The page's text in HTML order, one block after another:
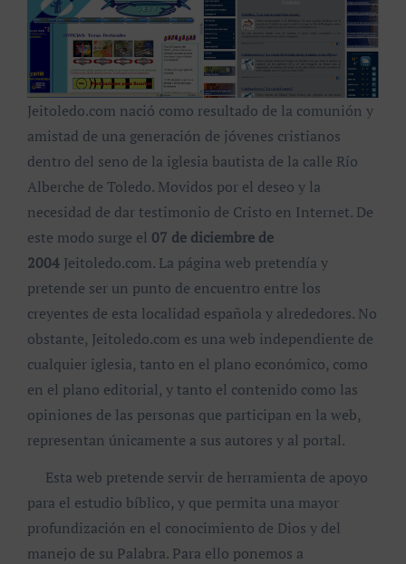
Jeitoledo.com nació como resultado de la comunión y
amistad de una generación de jóvenes cristianos
dentro del seno de la iglesia bautista de la calle Río
Alberche de Toledo. Movidos por el deseo y la
necesidad de dar testimonio de Cristo en Internet. De
este modo surge el 07 de diciembre de
2004Jeitoledo.com. La página web pretendía y
pretende ser un punto de encuentro entre los
creyentes de esta localidad española y alrededores. No
obstante, Jeitoledo.com es una web independiente de
cualquier iglesia, tanto en el plano económico, como
en el plano editorial, y tanto el contenido como las
opiniones de las personas que participan en la web,
representan únicamente a sus autores y al portal.
Esta web pretende servir de herramienta de apoyo
para el estudio bíblico, y que permita una mayor
profundización en el conocimiento de Dios y del
manejo de su Palabra. Para ello ponemos a